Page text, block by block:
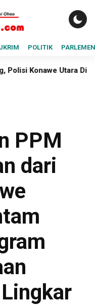
POLITIK PARLEMEN
Didesak Buka Mata
PPM
dari